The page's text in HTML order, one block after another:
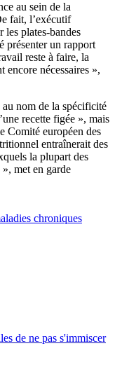
au sein de la
fait, l’exécutif
les plates-bandes
présenter un rapport
reste à faire, la
encore nécessaires »,
nom de la spécificité
recette figée », mais
Comité européen des
entraînerait des
la plupart des
met en garde
chroniques
de ne pas s'immiscer